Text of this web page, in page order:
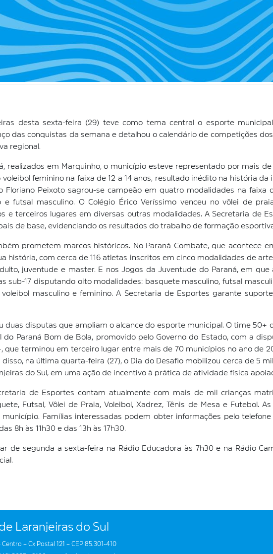
desta sexta-feira (29) teve como tema central o esporte
das conquistas da semana e detalhou o calendário de competições
regional.
realizados em Marquinho, o município esteve representado por mais
feminino na faixa de 12 a 14 anos, resultado inédito na história
Floriano Peixoto sagrou-se campeão em quatro modalidades na faixa
e futsal masculino. O Colégio Érico Veríssimo venceu no vôlei de
e terceiros lugares em diversas outras modalidades. A Secretaria de
de base, evidenciando os resultados do trabalho de formação
prometem marcos históricos. No Paraná Combate, que acontece
história, com cerca de 116 atletas inscritos em cinco modalidades de
juventude e master. E nos Jogos da Juventude do Paraná, em
sub-17 disputando oito modalidades: basquete masculino, futsal
masculino e feminino. A Secretaria de Esportes garante
disputas que ampliam o alcance do esporte municipal. O time 50+
Paraná Bom de Bola, promovido pelo Governo do Estado, com a
que terminou em terceiro lugar entre mais de 70 municípios no ano de
na última quarta-feira (27), o Dia do Desafio mobilizou cerca de 5
do Sul, em uma ação de incentivo à prática de atividade física
de Esportes contam atualmente com mais de mil crianças
Futsal, Vôlei de Praia, Voleibol, Xadrez, Tênis de Mesa e Futebol.
Famílias interessadas podem obter informações pelo
8h às 11h30 e das 13h às 17h30.
de segunda a sexta-feira na Rádio Educadora às 7h30 e na Rádio
Laranjeiras do Sul
– Cx Postal 121 – CEP 85.301-410